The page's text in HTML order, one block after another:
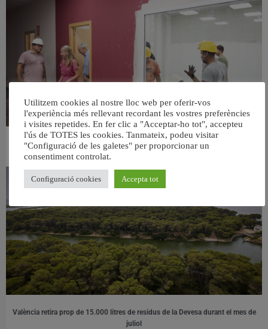
València ultima el nou centre per a persones majors del barri de Sant Antoni
València retira prop de 15.000 litres de residus de la Devesa durant el mes de
juliol
Utilitzem cookies al nostre lloc web per oferir-vos
l'experiència més rellevant recordant les vostres preferències
i visites repetides. En fer clic a "Acceptar-ho tot", accepteu
l'ús de TOTES les cookies. Tanmateix, podeu visitar
"Configuració de les galetes" per proporcionar un
consentiment controlat.
Configuració cookies Accepta tot